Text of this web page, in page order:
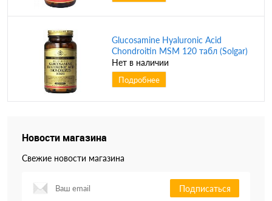
Glucosamine Hyaluronic Acid
Chondroitin MSM 120 табл (Solgar)
Нет в наличии
Подробнее
Новости магазина
Свежие новости магазина
Подписаться